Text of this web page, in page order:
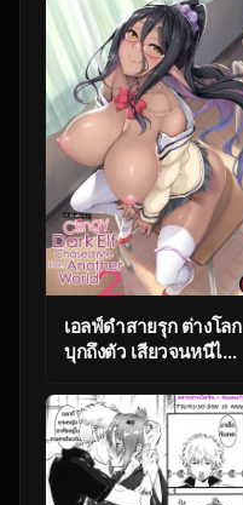
เอลฟ์ดำสายรุก ต่างโลก
บุกถึงตัว เสียวจนหนีไม่
(Nakano Sora)] A
slightly pushy dark
elf chased me from
another world